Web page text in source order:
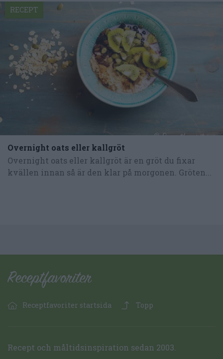
Overnight oats eller kallgröt
Overnight oats eller kallgröt är en gröt du fixar
kvällen innan så är den klar på morgonen. Gröten...
RECEPT
Receptfavoriter startsida Topp
Recept och måltidsinspiration sedan 2003.